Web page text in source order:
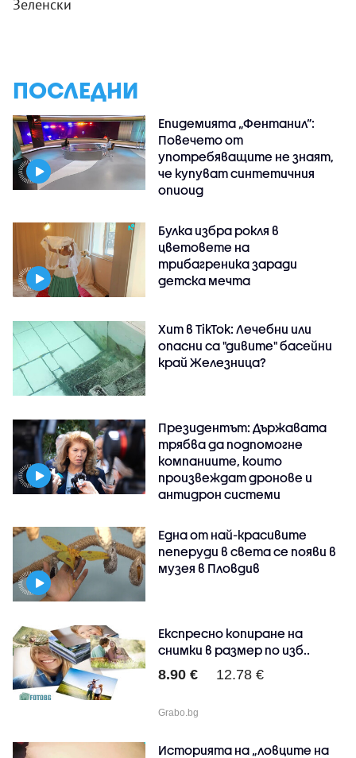
Зеленски
ПОСЛЕДНИ
Епидемията „Фентанил”:
Повечето от
употребяващите не знаят,
че купуват синтетичния
опиоид
Булка избра рокля в
цветовете на
трибагреника заради
детска мечта
Хит в TikTok: Лечебни или
опасни са "дивите" басейни
край Железница?
Президентът: Държавата
трябва да подпомогне
компаниите, които
произвеждат дронове и
антидрон системи
Една от най-красивите
пеперуди в света се появи в
музея в Пловдив
Експресно копиране на
снимки в размер по изб..
8.90 € 12.78 €
Grabo.bg
Историята на „ловците на